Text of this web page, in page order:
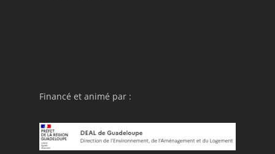
Financé et animé par :